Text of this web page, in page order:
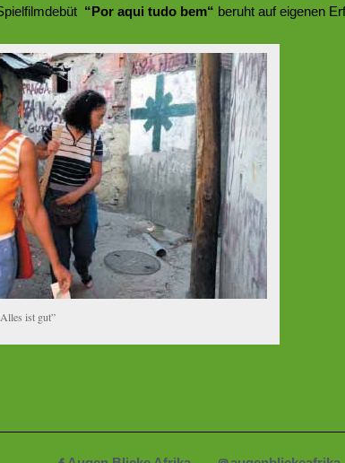
“Por aqui tudo bem“ beruht auf eigenen
ist gut”